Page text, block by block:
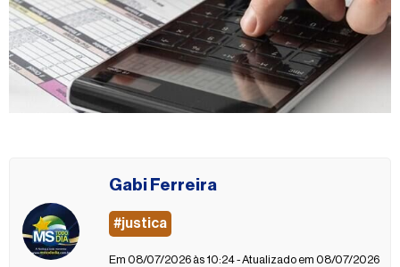
Gabi Ferreira
#justica
Em 08/07/2026 às 10:24 - Atualizado em 08/07/2026